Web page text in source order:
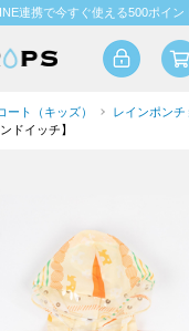
連携で今すぐ使える500ポイン
ート（キッズ） レインポンチ
ドイッチ】